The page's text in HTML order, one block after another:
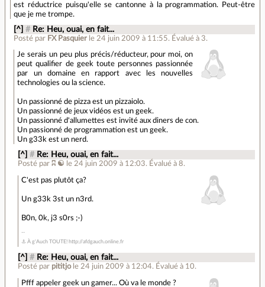
est réductrice puisqu'elle se cantonne à la programmation. Peut-être
que je me trompe.
[^] # Re: Heu, ouai, en fait...
Posté par FX Pasquier le 24 juin 2009 à 11:55. Évalué à 3.
Je serais un peu plus précis/réducteur, pour moi, on
peut qualifier de geek toute personnes passionnée
par un domaine en rapport avec les nouvelles
technologies ou la science.
Un passionné de pizza est un pizzaiolo.
Un passionné de jeux vidéos est un geek.
Un passionné d'allumettes est invité aux diners de con.
Un passionné de programmation est un geek.
Un g33k est un nerd.
[^] # Re: Heu, ouai, en fait...
Posté par ʭ ☯ le 24 juin 2009 à 12:03.Évalué à 8.
C'est pas plutôt ça?
Un g33k 3st un n3rd.
B0n, 0k, j3 s0rs ;-)
⚓ À g'Auch TOUTE! http://afdgauch.online.fr
[^] # Re: Heu, ouai, en fait...
Posté par pititjo le 24 juin 2009 à 12:04. Évalué à 10.
Pfff appeler geek un gamer... Où va le monde ?